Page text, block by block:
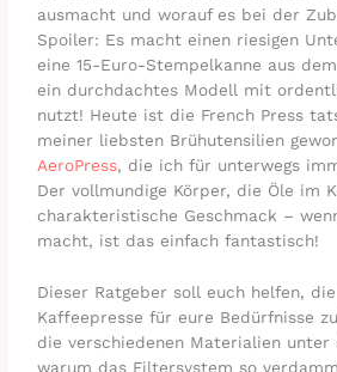
ausmacht und worauf es bei der
Spoiler: Es macht einen riesigen
eine 15-Euro-Stempelkanne aus
ein durchdachtes Modell mit
nutzt! Heute ist die French Press
meiner liebsten Brühutensilien
AeroPress, die ich für unterwegs
Der vollmundige Körper, die Öle im
charakteristische Geschmack –
macht, ist das einfach fantastisch!
Dieser Ratgeber soll euch helfen,
Kaffeepresse für eure Bedürfnisse
die verschiedenen Materialien unter
warum das Filtersystem so